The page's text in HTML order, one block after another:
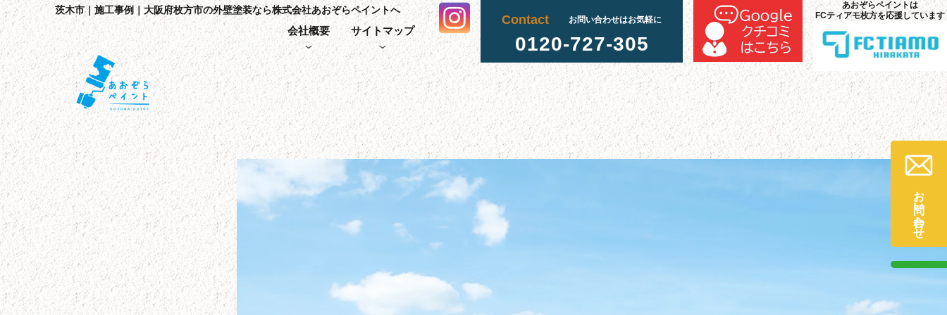
茨木市｜施工事例｜大阪府枚方市の外壁塗装なら株式会社あおぞらペイントへ
会社概要 サイトマップ
Contact お問い合わせはお気軽に
0120-727-305
あおぞらペイントは
FCティアモ枚方を応援しています
お問い合わせ